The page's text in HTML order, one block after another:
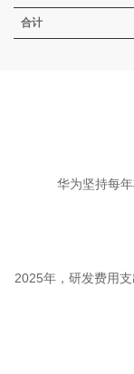
合计
华为坚持每
2025年，研发费用